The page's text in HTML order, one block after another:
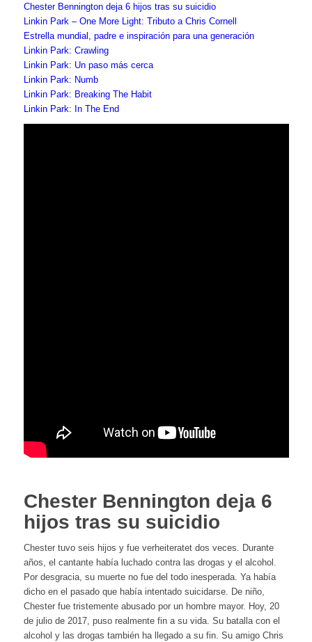
Chester Bennington deja 6 hijos tras su suicidio
Linkin Park – One More Light: Tributo a Chris Cornell
Estrella mundial, padre e inspiración para una generación
Linkin Park: Crawling
Linkin Park: Un paso más cerca
Linkin Park: Numb
Linkin Park: Breaking The Habit
Linkin Park: In The End
Chester Bennington deja 6
hijos tras su suicidio
Chester tuvo seis hijos y fue verheiteratet dos veces. Durante
años, el cantante había luchado contra las drogas y el alcohol.
Por desgracia, su muerte no fue del todo inesperada. Ya había
dicho en el pasado que había intentado suicidarse. De niño,
Chester fue tristemente abusado por un hombre mayor. Hoy, 20
de julio de 2017, puso realmente fin a su vida. Su batalla con el
alcohol y las drogas también ha llegado a su fin. Su amigo Chris